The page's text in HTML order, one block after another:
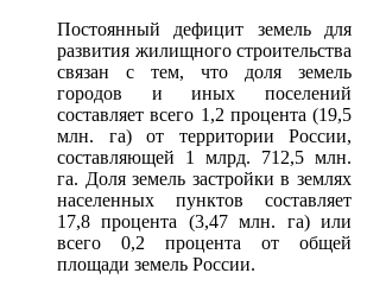
Постоянный дефицит земель для
развития жилищного строительства
связан с тем, что доля земель
городов и иных поселений
составляет всего 1,2 процента (19,5
млн. га) от территории России,
составляющей 1 млрд. 712,5 млн.
га. Доля земель застройки в землях
населенных пунктов составляет
17,8 процента (3,47 млн. га) или
всего 0,2 процента от общей
площади земель России.